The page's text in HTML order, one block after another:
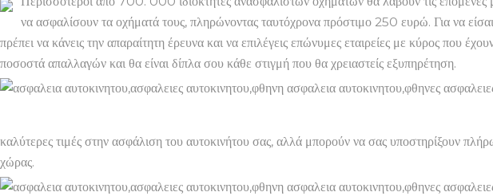
να ασφαλίσουν τα οχήματά τους, πληρώνοντας ταυτόχρονα πρόστιμο 250 ευρώ. Για να
πρέπει να κάνεις την απαραίτητη έρευνα και να επιλέγεις επώνυμες εταιρείες με κύρος
ποσοστά απαλλαγών και θα είναι δίπλα σου κάθε στιγμή που θα χρειαστείς εξυπηρέτηση.
καλύτερες τιμές στην ασφάλιση του αυτοκινήτου σας, αλλά μπορούν να σας υποστηρίξουν
χώρας.